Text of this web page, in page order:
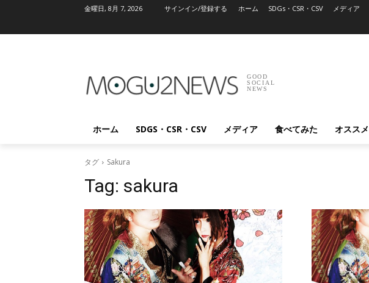
金曜日, 8月 7, 2026 サインイン/登録する ホーム SDGs・CSR・CSV メディア
GOOD
SOCIAL
NEWS
ホーム SDGS・CSR・CSV メディア 食べてみた オススメ
タグ Sakura
Tag: sakura